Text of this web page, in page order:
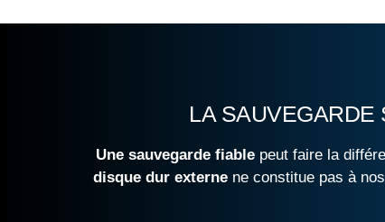
LA SAUVEGARDE
Une sauvegarde fiable peut faire la
disque dur externe ne constitue pas à